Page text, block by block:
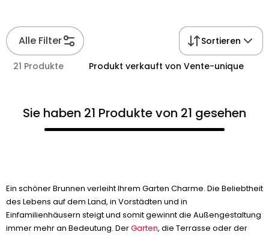
Alle Filter Sortieren
21 Produkte Produkt verkauft von Vente-unique
Sie haben 21 Produkte von 21 gesehen
Ein schöner Brunnen verleiht Ihrem Garten Charme. Die Beliebtheit
des Lebens auf dem Land, in Vorstädten und in
Einfamilienhäusern steigt und somit gewinnt die Außengestaltung
immer mehr an Bedeutung. DerGarten, die Terrasse oder der